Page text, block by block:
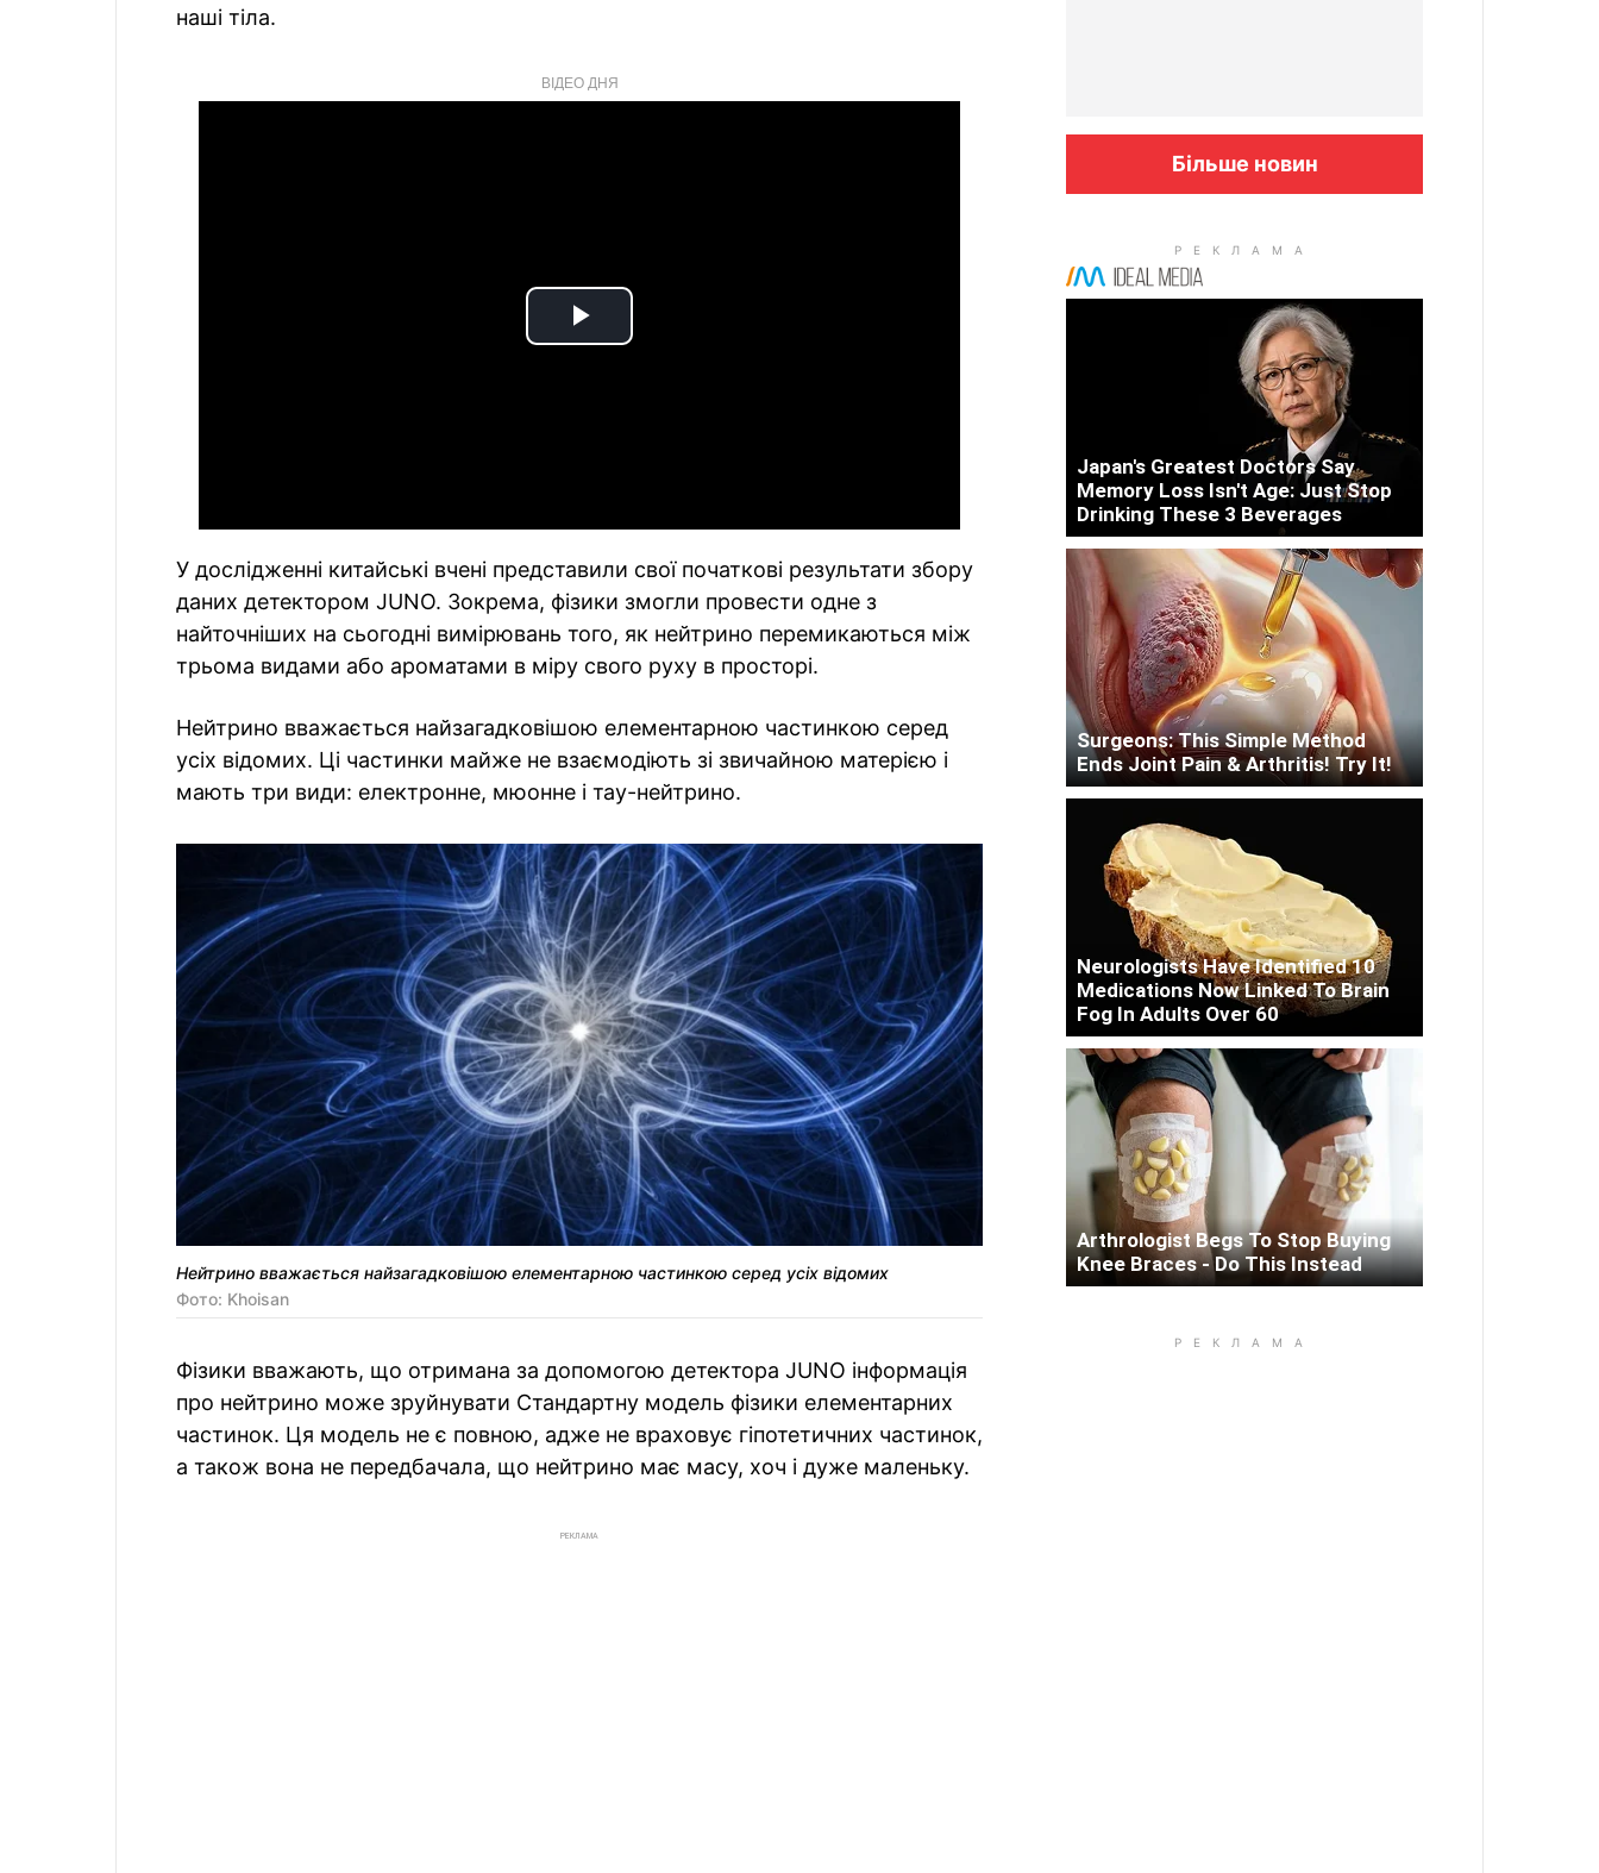
наші тіла.
ВІДЕО ДНЯ
Play
У дослідженні китайські вчені представили свої початкові результати збору
даних детектором JUNO. Зокрема, фізики змогли провести одне з
найточніших на сьогодні вимірювань того, як нейтрино перемикаються між
трьома видами або ароматами в міру свого руху в просторі.
Нейтрино вважається найзагадковішою елементарною частинкою серед
усіх відомих. Ці частинки майже не взаємодіють зі звичайною матерією і
мають три види: електронне, мюонне і тау-нейтрино.
Нейтрино вважається найзагадковішою елементарною частинкою серед усіх відомих
Фото: Khoisan
Фізики вважають, що отримана за допомогою детектора JUNO інформація
про нейтрино може зруйнувати Стандартну модель фізики елементарних
частинок. Ця модель не є повною, адже не враховує гіпотетичних частинок,
а також вона не передбачала, що нейтрино має масу, хоч і дуже маленьку.
РЕКЛАМА
Більше новин
Japan's Greatest Doctors Say
Memory Loss Isn't Age: Just Stop
Drinking These 3 Beverages
Surgeons: This Simple Method
Ends Joint Pain & Arthritis! Try It!
Neurologists Have Identified 10
Medications Now Linked To Brain
Fog In Adults Over 60
Arthrologist Begs To Stop Buying
Knee Braces - Do This Instead